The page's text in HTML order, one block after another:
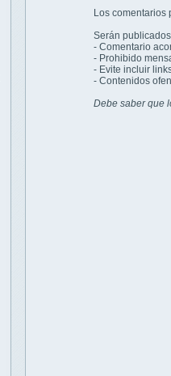
Los comentarios
Serán
- Comentario
- Prohibido
- Evite incluir
- Contenidos
Debe saber que